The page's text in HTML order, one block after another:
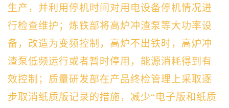
生产，并利用停机时间对用电设备停机情况进
行检查维护；炼铁部将高炉冲渣泵等大功率设
备，改造为变频控制，高炉不出铁时，高炉冲
渣泵低频运行或者暂时停用，能源消耗得到有
效控制；质量研发部在产品终检管理上采取逐
步取消纸质版记录的措施，减少“电子版和纸质